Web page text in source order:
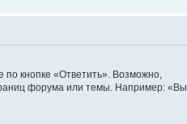
кнопке «Ответить». Возможно,
форума или темы. Например: «Вы